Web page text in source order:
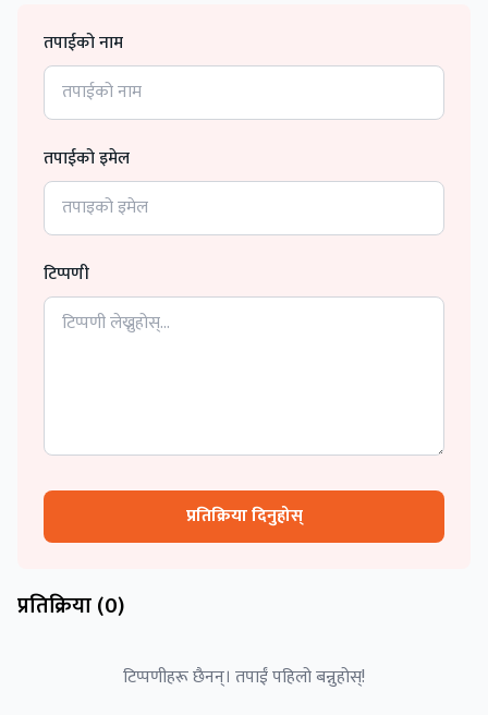
तपाईको नाम
तपाईको इमेल
टिप्पणी
प्रतिक्रिया दिनुहोस्
प्रतिक्रिया (0)
टिप्पणीहरू छैनन्। तपाईं पहिलो बन्नुहोस्!